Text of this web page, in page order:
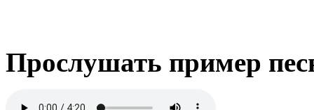
Прослушать пример